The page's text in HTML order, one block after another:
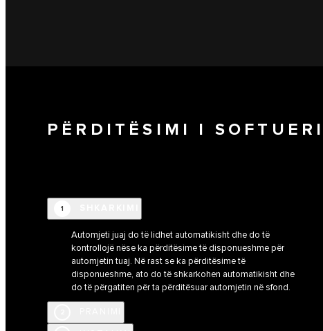
PËRDITËSIMI I
1
Automjeti juaj do të lidhet automatikisht dhe do të
kontrollojë nëse ka përditësime të disponueshme për
automjetin tuaj. Në rast se ka përditësime të
disponueshme, ato do të shkarkohen automatikisht dhe
do të përgatiten për ta përditësuar automjetin në sfond.